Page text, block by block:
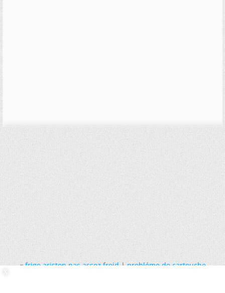
« frigo ariston pas assez froid|probléme de cartouche